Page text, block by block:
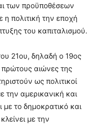
των προϋποθέσεων
πολιτική την εποχή
του καπιταλισμού.
21ου, δηλαδή ο 19ος
αιώνες της
ως πολιτικοί
την αμερικανική και
το δημοκρατικό και
με την